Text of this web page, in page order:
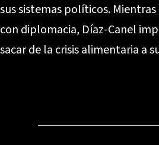
sus sistemas políticos.
con diplomacia, Díaz-Canel
sacar de la crisis alimentaria a